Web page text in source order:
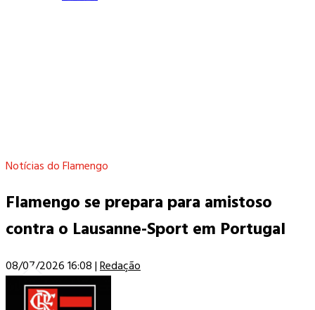
Notícias do Flamengo
Flamengo se prepara para amistoso
contra o Lausanne-Sport em Portugal
08/07/2026 16:08|Redação